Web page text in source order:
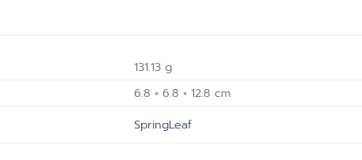
131.13 g
6.8 × 6.8 × 12.8 cm
SpringLeaf